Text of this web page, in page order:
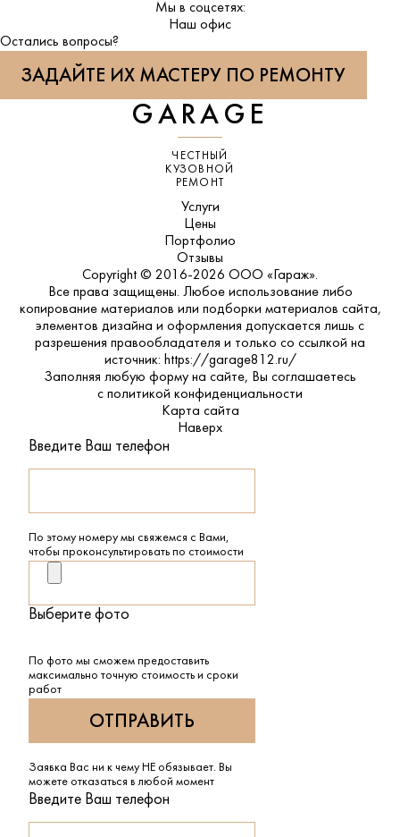
Мы в соцсетях:
ВКонтакте
Наш офис
Остались вопросы?
ЗАДАЙТЕ ИХ МАСТЕРУ ПО РЕМОНТУ
GARAGE
ЧЕСТНЫЙ
КУЗОВНОЙ
РЕМОНТ
Услуги
Цены
Портфолио
Отзывы
Copyright © 2016-2026 ООО «Гараж».
Все права защищены. Любое использование либо
копирование материалов или подборки материалов сайта,
элементов дизайна и оформления допускается лишь с
разрешения правообладателя и только со ссылкой на
источник: https://garage812.ru/
Заполняя любую форму на сайте, Вы соглашаетесь
с политикой конфиденциальности
Карта сайта
Наверх
Введите Ваш телефон
По этому номеру мы свяжемся с Вами,
чтобы проконсультировать по стоимости
Выберите фото
По фото мы сможем предоставить
максимально точную стоимость и сроки
работ
Заявка Вас ни к чему НЕ обязывает. Вы
можете отказаться в любой момент
Введите Ваш телефон